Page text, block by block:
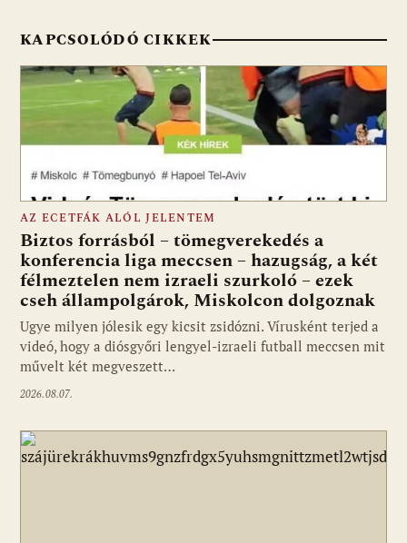
KAPCSOLÓDÓ CIKKEK
AZ ECETFÁK ALÓL JELENTEM
Biztos forrásból – tömegverekedés a
konferencia liga meccsen – hazugság, a két
félmeztelen nem izraeli szurkoló – ezek
cseh állampolgárok, Miskolcon dolgoznak
Ugye milyen jólesik egy kicsit zsidózni. Vírusként terjed a
videó, hogy a diósgyőri lengyel-izraeli futball meccsen mit
művelt két megveszett…
2026.08.07.